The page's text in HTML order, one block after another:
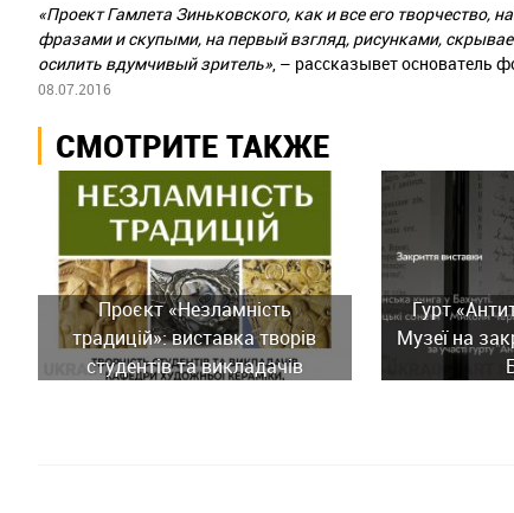
«Проект Гамлета Зиньковского, как и все его творчество,
фразами и скупыми, на первый взгляд, рисунками,
осилить вдумчивый зритель», – рассказывет основатель
08.07.2016
СМОТРИТЕ ТАКЖЕ
Проєкт «Незламність
традицій»: виставка творів
студентів та викладачів
Гурт
Музеї на